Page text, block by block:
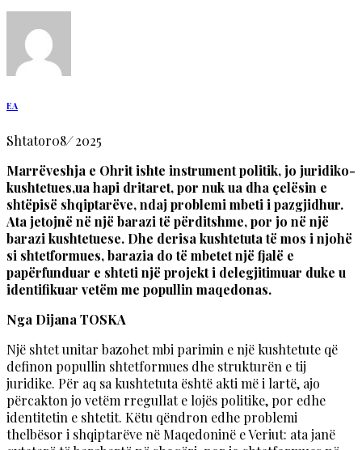
EA
Shtator08/2025
Marrëveshja e Ohrit ishte instrument politik, jo juridiko-
kushtetues,ua hapi dritaret, por nuk ua dha çelësin e
shtëpisë shqiptarëve, ndaj problemi mbeti i pazgjidhur.
Ata jetojnë në një barazi të përditshme, por jo në një
barazi kushtetuese. Dhe derisa kushtetuta të mos i njohë
si shtetformues, barazia do të mbetet një fjalë e
papërfunduar e shteti një projekt i delegjitimuar duke u
identifikuar vetëm me popullin maqedonas.
Nga Dijana TOSKA
Një shtet unitar bazohet mbi parimin e një kushtetute që
definon popullin shtetformues dhe strukturën e tij
juridike. Për aq sa kushtetuta është akti më i lartë, ajo
përcakton jo vetëm rregullat e lojës politike, por edhe
identitetin e shtetit. Këtu qëndron edhe problemi
thelbësor i shqiptarëve në Maqedoninë e Veriut: ata janë